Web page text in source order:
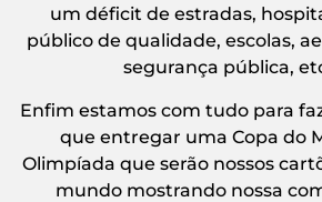
um déficit de estradas,
público de qualidade, escolas,
segurança pública,
Enfim estamos com tudo para
que entregar uma Copa do
Olimpíada que serão nossos
mundo mostrando nossa